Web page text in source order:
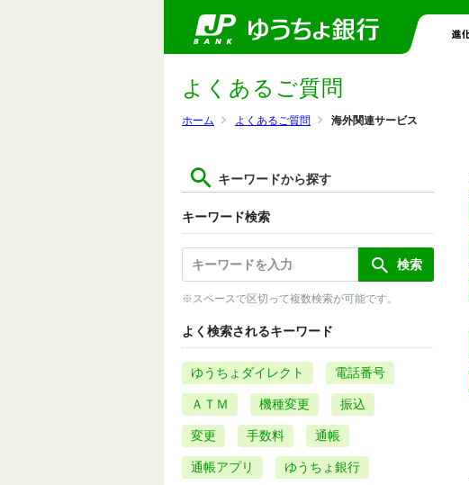
ホーム よくあるご質問 海外関連サービス
よくあるご質問
キーワードから探す
キーワード検索
※スペースで区切って複数検索が可能です。
よく検索されるキーワード
ゆうちょダイレクト 電話番号
ＡＴＭ 機種変更 振込
変更 手数料 通帳
通帳アプリ ゆうちょ銀行